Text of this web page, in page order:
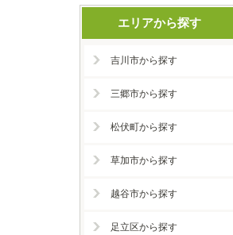
エリアから探す
吉川市から探す
三郷市から探す
松伏町から探す
草加市から探す
越谷市から探す
足立区から探す